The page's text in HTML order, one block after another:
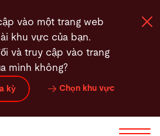
vào một trang web
khu vực của bạn.
và truy cập vào trang
mình không?
kỳ Chọn khu vực